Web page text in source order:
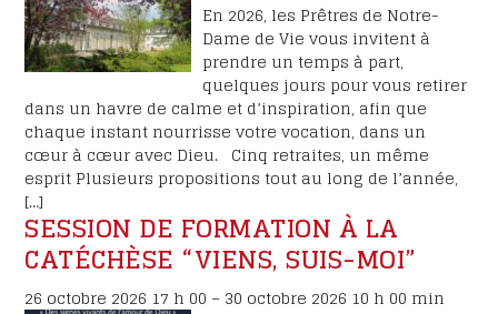
En 2026, les Prêtres de Notre-
Dame de Vie vous invitent à
prendre un temps à part,
quelques jours pour vous retirer
dans un havre de calme et d’inspiration, afin que
chaque instant nourrisse votre vocation, dans un
cœur à cœur avec Dieu. Cinq retraites, un même
esprit Plusieurs propositions tout au long de l’année,
[…]
SESSION DE FORMATION À LA
CATÉCHÈSE “VIENS, SUIS-MOI”
26 octobre 2026 17 h 00 – 30 octobre 2026 10 h 00 min